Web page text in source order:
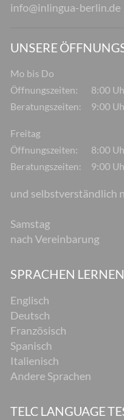
info@inlingua-berlin.de
UNSERE
Mo bis Do
Öffnungszeiten:
8:00
Beratungszeiten:
9:00
Freitag
Öffnungszeiten:
8:00
Beratungszeiten:
9:00
und selbstverständlich
Samstag
nach Vereinbarung
SPRACHEN LERNEN
Englisch
Deutsch
Französisch
Spanisch
Italienisch
Andere Sprachen
TELC LANGUAGE